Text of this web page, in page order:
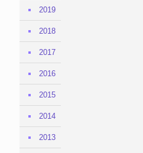
2019
2018
2017
2016
2015
2014
2013